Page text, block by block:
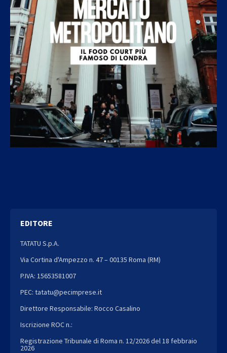
EDITORE
TATATU S.p.A.
Via Cortina d'Ampezzo n. 47 – 00135 Roma (RM)
P.IVA: 15653581007
PEC: tatatu@pecimprese.it
Direttore Responsabile: Rocco Casalino
Iscrizione ROC n.:
Registrazione Tribunale di Roma n. 12/2026 del 18 febbraio
2026